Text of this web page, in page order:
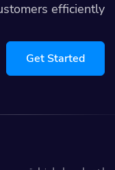
efficiently.
Get Started